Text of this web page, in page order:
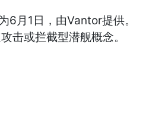
月1日，由Vantor提供。
击或拦截型潜舰概念。